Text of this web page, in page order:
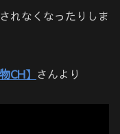
れなくなったりしま
CH】 さんより